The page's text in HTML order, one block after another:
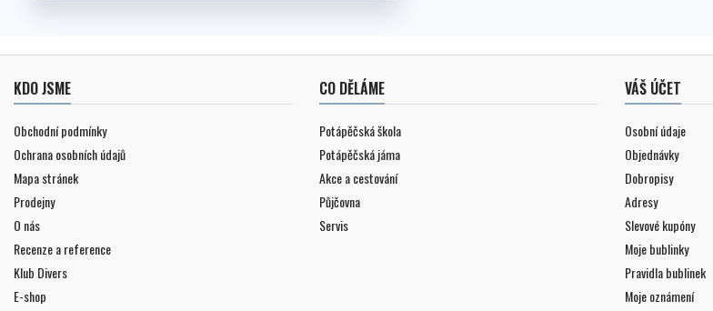
KDO JSME
Obchodní podmínky
Ochrana osobních údajů
Mapa stránek
Prodejny
O nás
Recenze a reference
Klub Divers
E-shop
CO DĚLÁME
Potápěčská škola
Potápěčská jáma
Akce a cestování
Půjčovna
Servis
VÁŠ ÚČET
Osobní údaje
Objednávky
Dobropisy
Adresy
Slevové kupóny
Moje bublinky
Pravidla bublinek
Moje oznámení